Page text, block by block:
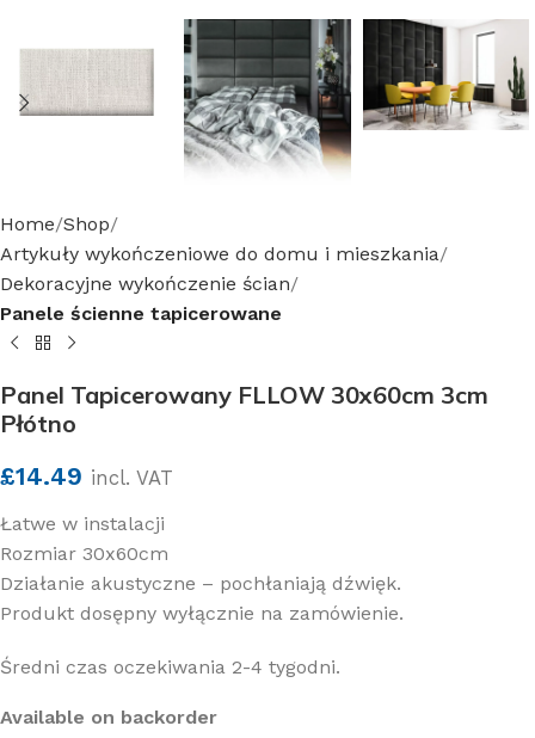
Home Shop
Artykuły wykończeniowe do domu i mieszkania
Dekoracyjne wykończenie ścian
Panele ścienne tapicerowane
Panel Tapicerowany FLLOW 30x60cm 3cm
Płótno
£14.49 incl. VAT
Łatwe w instalacji
Rozmiar 30x60cm
Działanie akustyczne – pochłaniają dźwięk.
Produkt dosępny wyłącznie na zamówienie.
Średni czas oczekiwania 2-4 tygodni.
Available on backorder